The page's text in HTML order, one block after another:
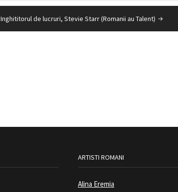
Inghititorul de lucruri, Stevie Starr (Romanii au Talent)
ARTISTI ROMANI
Alina Eremia